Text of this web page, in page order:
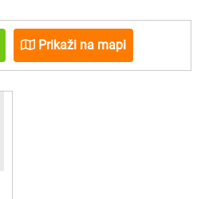
Prikaži na mapi